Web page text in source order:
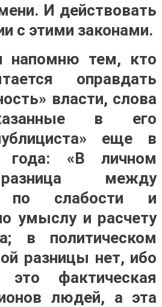
И действовать
с этими законами.
напомню тем, кто
оправдать
власти, слова
в его
еще в
года: «В личном
между
по слабости и
умыслу и расчету
в политическом
разницы нет, ибо
фактическая
людей, а эта